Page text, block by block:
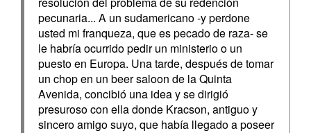
pecunaria... A un sudamericano -y perdone
usted mi franqueza, que es pecado de raza- se
le habría ocurrido pedir un ministerio o un
puesto en Europa. Una tarde, después de tomar
un chop en un beer saloon de la Quinta
Avenida, concibió una idea y se dirigió
presuroso con ella donde Kracson, antiguo y
sincero amigo suyo, que había llegado a poseer